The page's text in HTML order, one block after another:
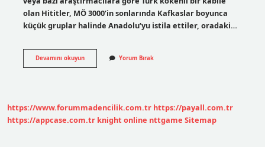
olan Hititler, MÖ 3000’in sonlarında Kafkaslar boyunca
küçük gruplar halinde Anadolu’yu istila ettiler, oradaki…
Devamını okuyunHititler
Anadoluya
Yorum Bırak
https://www.forummadencilik.com.tr https://payall.com.tr
https://appcase.com.tr knight online nttgame Sitemap